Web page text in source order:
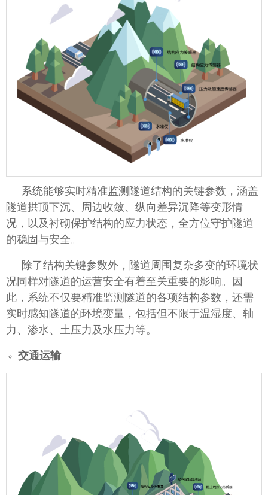
系统能够实时精准监测隧道结构的关键参数，涵盖
隧道拱顶下沉、周边收敛、纵向差异沉降等变形情
况，以及衬砌保护结构的应力状态，全方位守护隧道
的稳固与安全。
除了结构关键参数外，隧道周围复杂多变的环境状
况同样对隧道的运营安全有着至关重要的影响。因
此，系统不仅要精准监测隧道的各项结构参数，还需
实时感知隧道的环境变量，包括但不限于温湿度、轴
力、渗水、土压力及水压力等。
交通运输